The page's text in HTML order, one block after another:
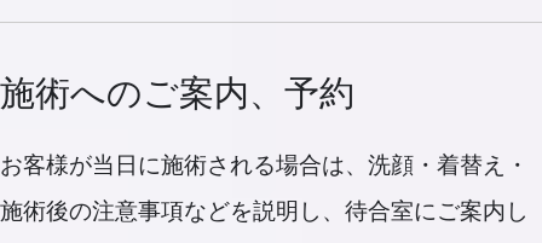
施術へのご案内、予約
お客様が当日に施術される場合は、洗顔・着替え・
施術後の注意事項などを説明し、待合室にご案内し